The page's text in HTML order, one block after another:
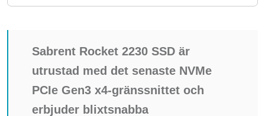
Sabrent Rocket 2230 SSD är
utrustad med det senaste NVMe
PCIe Gen3 x4-gränssnittet och
erbjuder blixtsnabba